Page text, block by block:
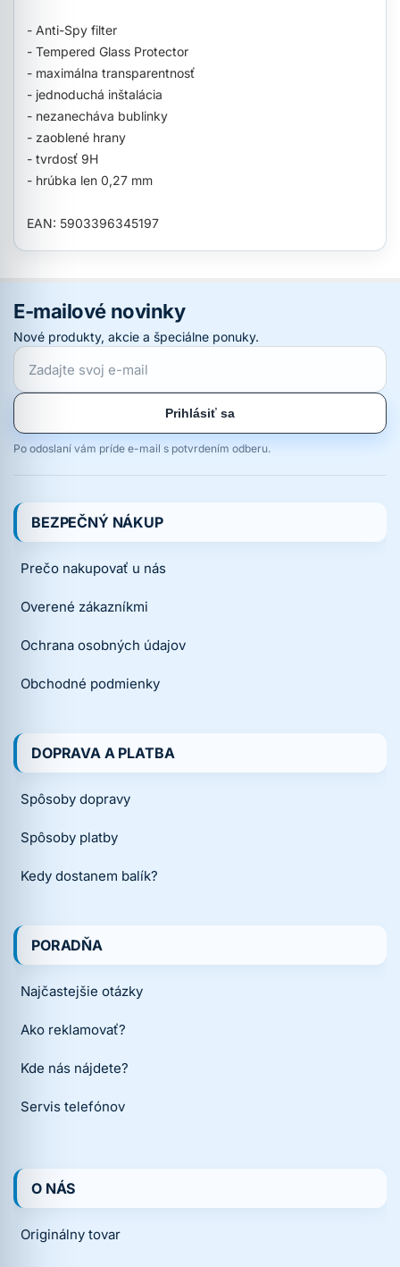
- Anti-Spy filter
- Tempered Glass Protector
- maximálna transparentnosť
- jednoduchá inštalácia
- nezanecháva bublinky
- zaoblené hrany
- tvrdosť 9H
- hrúbka len 0,27 mm
EAN: 5903396345197
E-mailové novinky
Nové produkty, akcie a špeciálne ponuky.
Prihlásiť sa
Po odoslaní vám príde e-mail s potvrdením odberu.
BEZPEČNÝ NÁKUP
Prečo nakupovať u nás
Overené zákazníkmi
Ochrana osobných údajov
Obchodné podmienky
DOPRAVA A PLATBA
Spôsoby dopravy
Spôsoby platby
Kedy dostanem balík?
PORADŇA
Najčastejšie otázky
Ako reklamovať?
Kde nás nájdete?
Servis telefónov
O NÁS
Originálny tovar